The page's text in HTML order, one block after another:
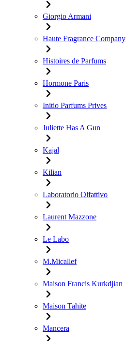
Giorgio Armani
Haute Fragrance Company
Histoires de Parfums
Hormone Paris
Initio Parfums Prives
Juliette Has A Gun
Kajal
Kilian
Laboratorio Olfattivo
Laurent Mazzone
Le Labo
M.Micallef
Maison Francis Kurkdjian
Maison Tahite
Mancera